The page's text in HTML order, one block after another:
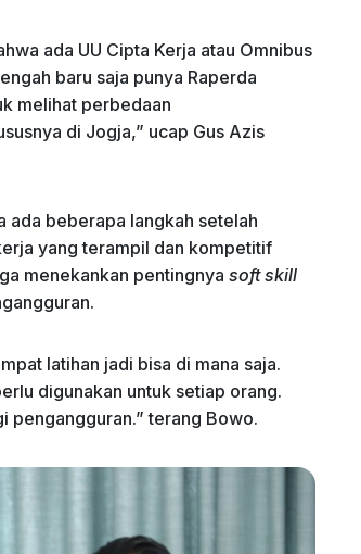
ada UU Cipta Kerja atau Omnibus
baru saja punya Raperda
melihat perbedaan
di Jogja,” ucap Gus Azis
ada beberapa langkah setelah
yang terampil dan kompetitif
menekankan pentingnya soft skill
latihan jadi bisa di mana saja.
digunakan untuk setiap orang.
pengangguran.” terang Bowo.